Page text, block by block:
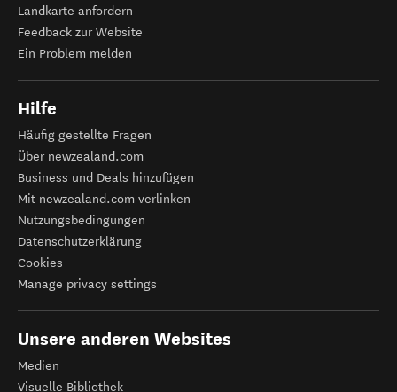
Landkarte anfordern
Feedback zur Website
Ein Problem melden
Hilfe
Häufig gestellte Fragen
Über newzealand.com
Business und Deals hinzufügen
Mit newzealand.com verlinken
Nutzungsbedingungen
Datenschutzerklärung
Cookies
Manage privacy settings
Unsere anderen Websites
Medien
Visuelle Bibliothek